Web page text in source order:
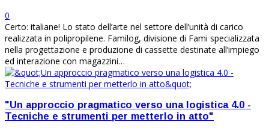
0
Certo: italiane! Lo stato dell’arte nel settore dell’unità di carico
realizzata in polipropilene. Familog, divisione di Fami specializzata
nella progettazione e produzione di cassette destinate all’impiego
ed interazione con magazzini…
"Un approccio pragmatico verso una logistica 4.0 -
Tecniche e strumenti per metterlo in atto"